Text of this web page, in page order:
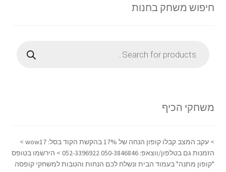
חיפוש משחק בחנות
search
משחקי הכיף
> עקב המצב קבלו קופון הנחה של 17% בהקשת הקוד בסל: wow17 >
הזמנות גם בטלפון/ווצאפ: 050-3846846 052-3396922 > הירשמו בטופס
"קופון מתנה" בעמוד הבית ונשלח לכם הנחות והטבות למשחקי קופסה